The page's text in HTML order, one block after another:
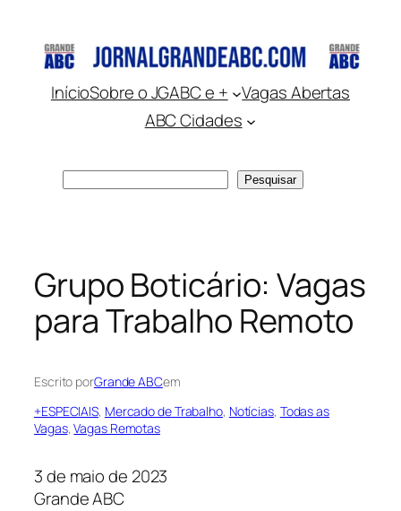
conteúdo
InícioSobre o JGABC e +
Vagas Abertas
ABC Cidades
Pesquisar
Grupo Boticário: Vagas
para Trabalho Remoto
Escrito porGrande ABCem
+ESPECIAIS, Mercado de Trabalho, Notícias, Todas as
Vagas, Vagas Remotas
3 de maio de 2023
Grande ABC